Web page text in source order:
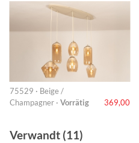
75529 · Beige /
Champagner · Vorrätig 369,00
Verwandt (11)